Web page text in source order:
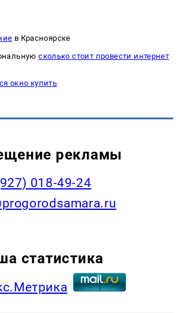
в Красноярске
сколько стоит провести интернет
окно купить
рекламы
018-49-24
статистика